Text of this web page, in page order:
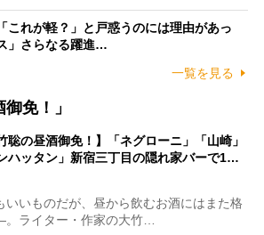
これが軽？」と戸惑うのには理由があっ
」さらなる躍進…
一覧を見る
免！」
聡の昼酒御免！】「ネグローニ」「山崎」
ハッタン」新宿三丁目の隠れ家バーで1…
いものだが、昼から飲むお酒にはまた格
ライター・作家の大竹…